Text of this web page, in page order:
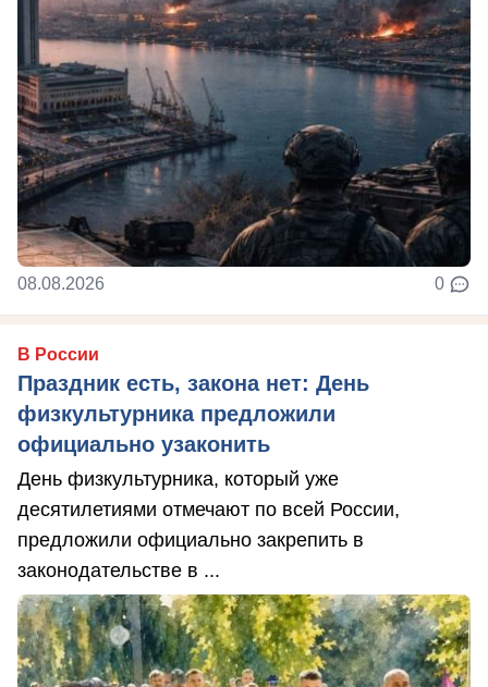
08.08.2026 0
В России
Праздник есть, закона нет: День
физкультурника предложили
официально узаконить
День физкультурника, который уже
десятилетиями отмечают по всей России,
предложили официально закрепить в
законодательстве в ...